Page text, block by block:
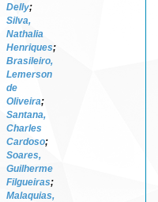
Delly;
Silva,
Nathalia
Henriques;
Brasileiro,
Lemerson
de
Oliveira;
Santana,
Charles
Cardoso;
Soares,
Guilherme
Filgueiras;
Malaquias,